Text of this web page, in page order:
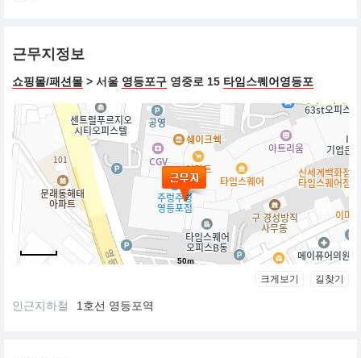
근무지정보
쇼핑몰/패션몰 > 서울 영등포구 영중로 15 타임스퀘어영등포
50m
크게보기 길찾기
인근지하철 1호선 영등포역